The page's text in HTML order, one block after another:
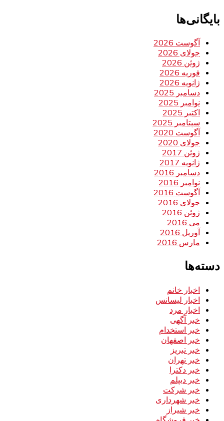
بایگانی‌ها
آگوست 2026
جولای 2026
ژوئن 2026
فوریه 2026
ژانویه 2026
دسامبر 2025
نوامبر 2025
اکتبر 2025
سپتامبر 2025
آگوست 2020
جولای 2020
ژوئن 2017
ژانویه 2017
دسامبر 2016
نوامبر 2016
آگوست 2016
جولای 2016
ژوئن 2016
می 2016
آوریل 2016
مارس 2016
دسته‌ها
اخبار خانم
اخبار لیسانس
اخبار مرد
خبر آگهی
خبر استخدام
خبر اصفهان
خبر تبریز
خبر تهران
خبر دکترا
خبر دیپلم
خبر شرکت
خبر شهرداری
خبر شیراز